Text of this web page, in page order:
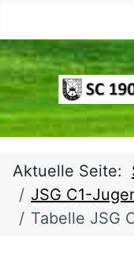
Aktuelle Seite:
JSG C1-
Tabelle JSG